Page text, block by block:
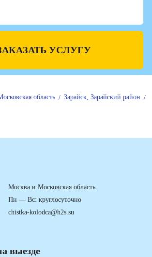
УСЛУГУ
область
Зарайск, Зарайский район
выезде
Москва и Московская область
Пн — Вс: круглосуточно
chistka-kolodca@h2s.su